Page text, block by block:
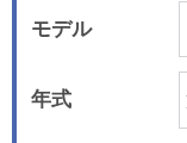
モデル
年式